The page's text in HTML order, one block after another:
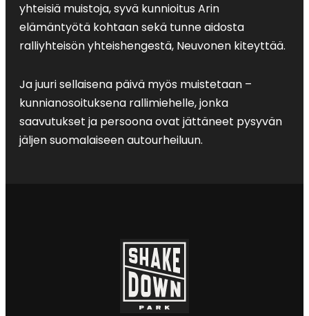
yhteisiä muistoja, syvä kunnioitus Arin
elämäntyötä kohtaan sekä tunne aidosta
ralliyhteisön yhteishengestä, Neuvonen kiteyttää.
Ja juuri sellaisena päivä myös muistetaan –
kunnianosoituksena rallimiehelle, jonka
saavutukset ja persoona ovat jättäneet pysyvän
jäljen suomalaiseen autourheiluun.